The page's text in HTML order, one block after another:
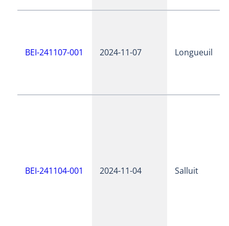
BEI-241107-001 2024-11-07 Longueuil
BEI-241104-001 2024-11-04 Salluit